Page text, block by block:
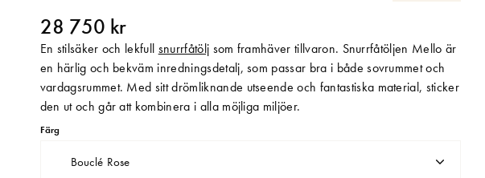
28 750 kr
En stilsäker och lekfull snurrfåtölj som framhäver tillvaron. Snurrfåtöljen Mello är
en härlig och bekväm inredningsdetalj, som passar bra i både sovrummet och
vardagsrummet. Med sitt drömliknande utseende och fantastiska material, sticker
den ut och går att kombinera i alla möjliga miljöer.
Färg
Bouclé Rose